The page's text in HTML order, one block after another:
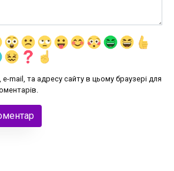
e-mail, та адресу сайту в цьому браузері для